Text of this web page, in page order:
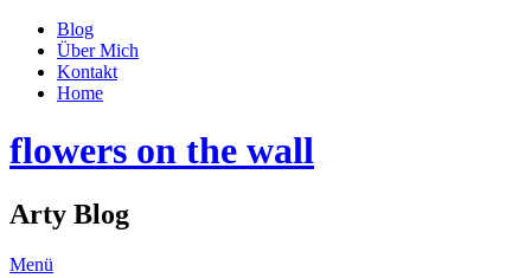
Blog
Über Mich
Kontakt
Home
flowers on the wall
Arty Blog
Menü